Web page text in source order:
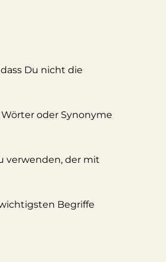
Du nicht die
oder Synonyme
verwenden, der mit
Begriffe